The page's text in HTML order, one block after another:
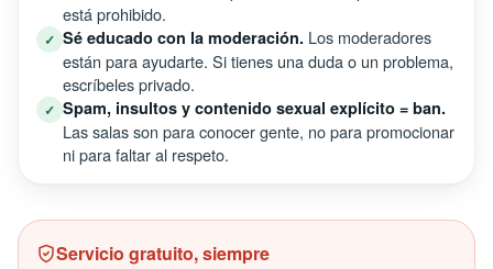
está prohibido.
✓ Sé educado con la moderación. Los moderadores
están para ayudarte. Si tienes una duda o un problema,
escríbeles privado.
✓ Spam, insultos y contenido sexual explícito = ban.
Las salas son para conocer gente, no para promocionar
ni para faltar al respeto.
Servicio gratuito, siempre